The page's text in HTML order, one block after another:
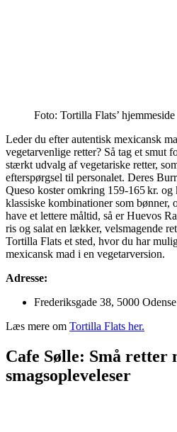
Foto: Tortilla Flats’ hjemmeside
Leder du efter autentisk mexicansk
vegetarvenlige retter? Så tag et smut
stærkt udvalg af vegetariske retter,
efterspørgsel til personalet. Deres
Queso koster omkring 159-165 kr.
klassiske kombinationer som bønner,
have et lettere måltid, så er Huevos
ris og salat en lækker, velsmagende
Tortilla Flats et sted, hvor du har
mexicansk mad i en vegetarversion.
Adresse:
Frederiksgade 38, 5000
Læs mere om Tortilla Flats her.
Cafe Sølle: Små retter
smagsopleveleser